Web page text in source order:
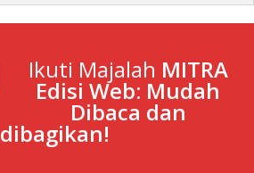
Ikuti Majalah MITRA
Edisi Web: Mudah
Dibaca dan
dibagikan!